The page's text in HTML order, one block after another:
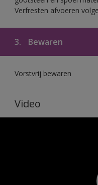
Verfresten afvoeren
3. Bewaren
Vorstvrij bewaren
Video